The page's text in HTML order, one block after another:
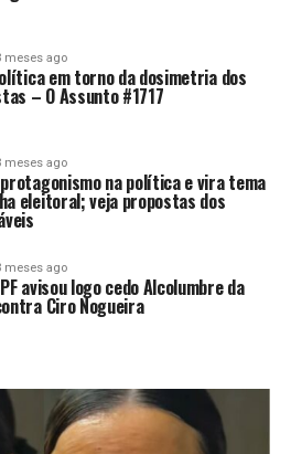
meses ago
em torno da dosimetria dos
– O Assunto #1717
meses ago
protagonismo na política e vira tema
eleitoral; veja propostas dos
meses ago
avisou logo cedo Alcolumbre da
Ciro Nogueira